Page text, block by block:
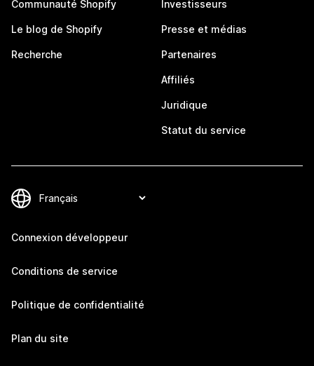
Communauté Shopify
Le blog de Shopify
Recherche
Investisseurs
Presse et médias
Partenaires
Affiliés
Juridique
Statut du service
Connexion développeur
Conditions de service
Politique de confidentialité
Plan du site